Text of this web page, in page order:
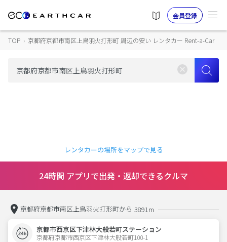
会員登録
TOP › 京都府京都市南区上鳥羽火打形町 周辺の安い レンタカー Rent-a-Car
レンタカーの場所をマップで見る
24時間 アプリで出発・返却できるクルマ
京都府京都市南区上鳥羽火打形町から 3891m
京都市西京区下津林大般若町ステーション
京都府京都市西京区下津林大般若町100-1